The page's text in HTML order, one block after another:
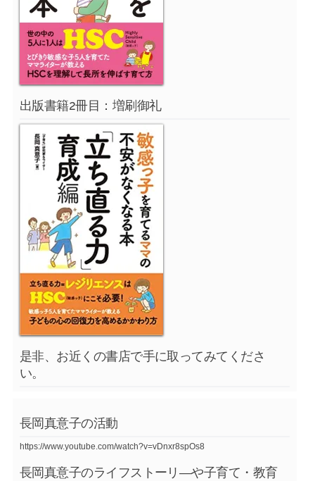
出版書籍2冊目：増刷御礼
是非、お近くの書店で手に取ってみてくださ
い。
長岡真意子の活動
https://www.youtube.com/watch?v=vDnxr8spOs8
長岡真意子のライフストーリ―や子育て・教育